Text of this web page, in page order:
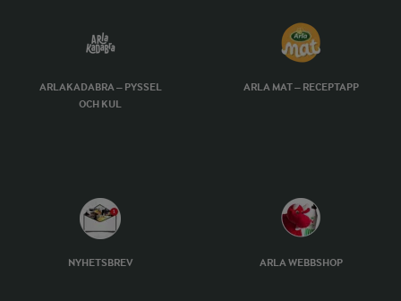
ARLAKADABRA – PYSSEL
OCH KUL
ARLA MAT – RECEPTAPP
NYHETSBREV ARLA WEBBSHOP